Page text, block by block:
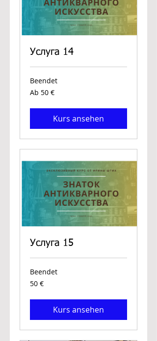
Услуга 14
Beendet
Ab
50
Ab 50 €
Kurs ansehen
Услуга 15
Beendet
50
Euro
50 €
Kurs ansehen